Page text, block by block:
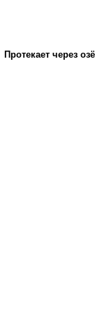
Протекает через